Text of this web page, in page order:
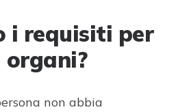
i requisiti per
non abbia